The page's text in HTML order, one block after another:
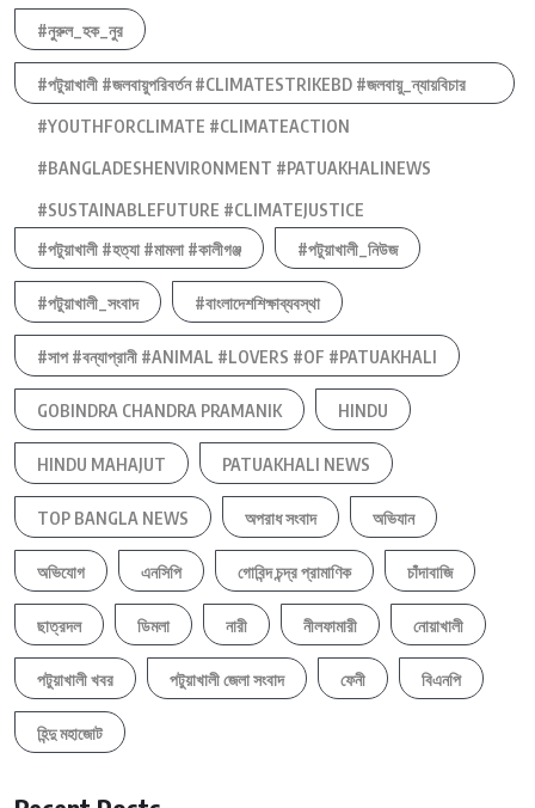
#নুরুল_হক_নুর
#পটুয়াখালী #জলবায়ুপরিবর্তন #CLIMATESTRIKEBD #জলবায়ু_ন্যায়বিচার
#YOUTHFORCLIMATE #CLIMATEACTION
#BANGLADESHENVIRONMENT #PATUAKHALINEWS
#SUSTAINABLEFUTURE #CLIMATEJUSTICE
#পটুয়াখালী #হত্যা #মামলা #কালীগঞ্জ
#পটুয়াখালী_নিউজ
#পটুয়াখালী_সংবাদ #বাংলাদেশশিক্ষাব্যবস্থা
#সাপ #বন্যাপ্রানী #ANIMAL #LOVERS #OF #PATUAKHALI
GOBINDRA CHANDRA PRAMANIK HINDU
HINDU MAHAJUT PATUAKHALI NEWS
TOP BANGLA NEWS অপরাধ সংবাদ অভিযান
অভিযোগ এনসিপি গোবিন্দ চন্দ্র প্রামাণিক চাঁদাবাজি
ছাত্রদল ডিমলা নারী নীলফামারী নোয়াখালী
পটুয়াখালী খবর পটুয়াখালী জেলা সংবাদ ফেনী বিএনপি
হিন্দু মহাজোট